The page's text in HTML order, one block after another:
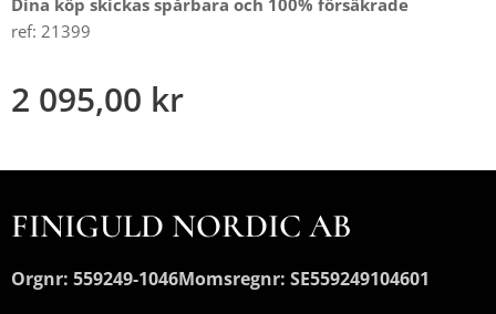
ref: 21399
2 095,00 kr
FINIGULD NORDIC AB
Orgnr: 559249-1046Momsregnr: SE559249104601